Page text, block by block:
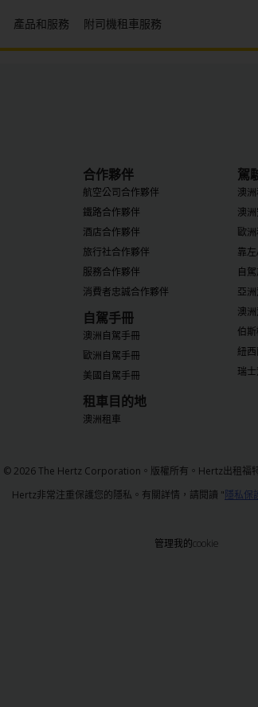
產品和服務 附司機租車服務
合作夥伴
航空公司合作夥伴
鐵路合作夥伴
酒店合作夥伴
旅行社合作夥伴
服務合作夥伴
消費者忠誠合作夥伴
自駕手冊
澳洲自駕手冊
歐洲自駕手冊
美國自駕手冊
租車目的地
澳洲租車
駕
澳
澳
歐
靠
自
亞
澳
伯
紐
瑞
© 2026 The Hertz Corporation。版權所有。Hertz出租福
Hertz非常注重保護您的隱私。有關詳情，請閱讀 "隱私保
管理我的cookie